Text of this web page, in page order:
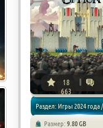
18
663
Раздел: Игры 2024 года /
Размер: 9.80 GB